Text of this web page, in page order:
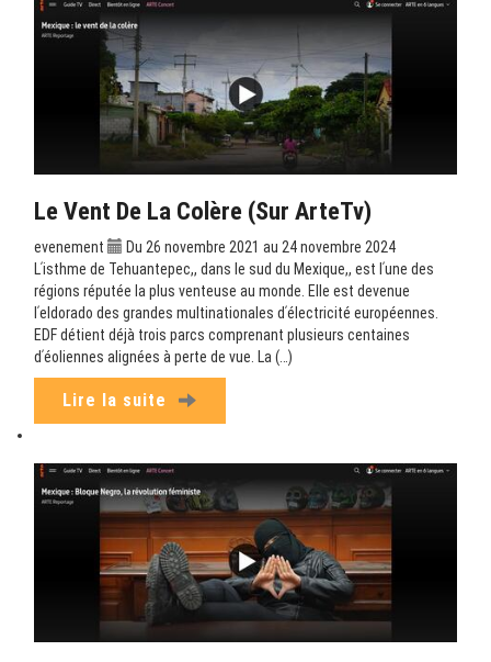
Le Vent De La Colère (sur ArteTv)
evenement
Du 26 novembre 2021 au 24 novembre 2024
Lʹisthme de Tehuantepec,, dans le sud du Mexique,, est lʹune des
régions réputée la plus venteuse au monde. Elle est devenue
lʹeldorado des grandes multinationales dʹélectricité européennes.
EDF détient déjà trois parcs comprenant plusieurs centaines
dʹéoliennes alignées à perte de vue. La (…)
Lire la suite